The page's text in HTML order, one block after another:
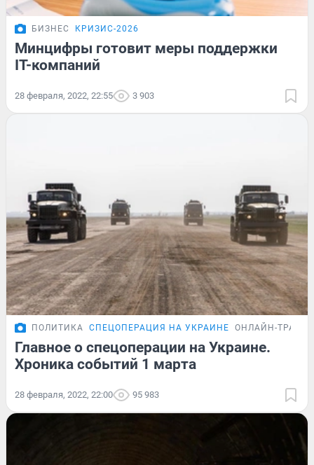
БИЗНЕС КРИЗИС-2026
Минцифры готовит меры поддержки
IT-компаний
28 февраля, 2022, 22:55 3 903
ПОЛИТИКА СПЕЦОПЕРАЦИЯ НА УКРАИНЕ ОНЛАЙН-
Главное о спецоперации на Украине.
Хроника событий 1 марта
28 февраля, 2022, 22:00 95 983